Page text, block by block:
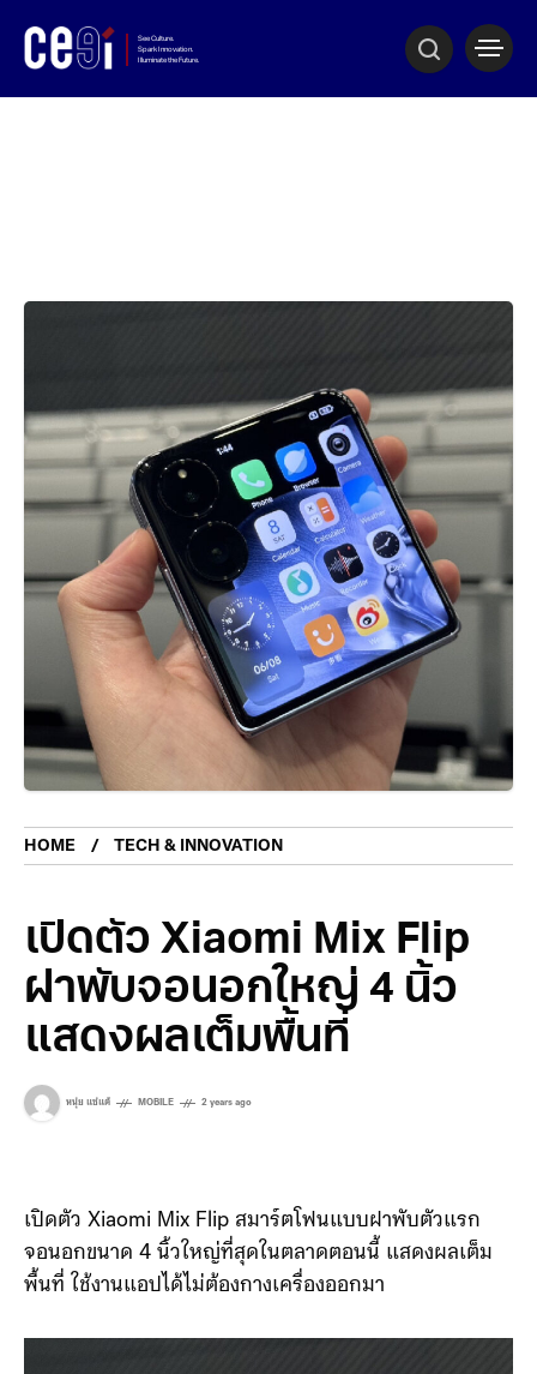
HOME TECH & INNOVATION
เปิดตัว Xiaomi Mix Flip
ฝาพับจอนอกใหญ่ 4 นิ้ว
แสดงผลเต็มพื้นที่
หนุ่ย แซ่แต้ MOBILE 2 years ago
เปิดตัว Xiaomi Mix Flip สมาร์ตโฟนแบบฝาพับตัวแรก
จอนอกขนาด 4 นิ้วใหญ่ที่สุดในตลาดตอนนี้ แสดงผลเต็ม
พื้นที่ ใช้งานแอปได้ไม่ต้องกางเครื่องออกมา